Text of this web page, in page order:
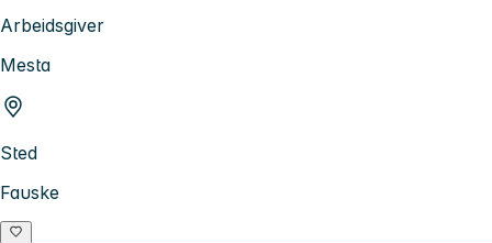
Arbeidsgiver
Mesta
Sted
Fauske